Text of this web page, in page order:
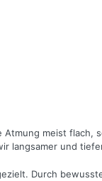
meist flach,
langsamer und
Durch